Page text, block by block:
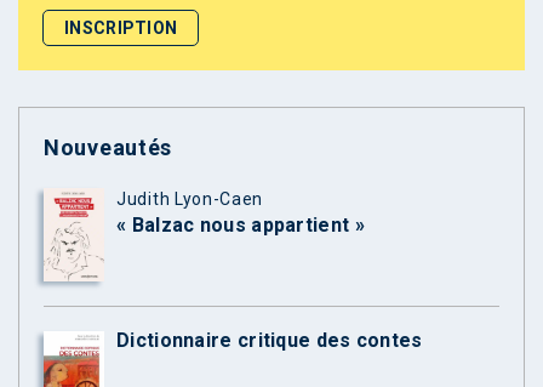
Nouveautés
Judith Lyon-Caen
« Balzac nous appartient »
Dictionnaire critique des contes